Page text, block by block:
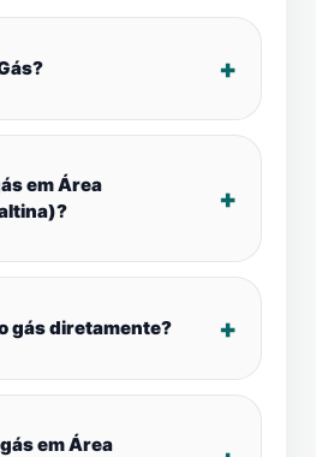
em Área
gás diretamente?
em Área